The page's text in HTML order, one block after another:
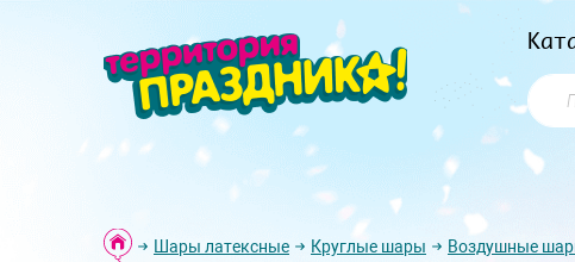
Шары латексные Круглые шары Воздушные